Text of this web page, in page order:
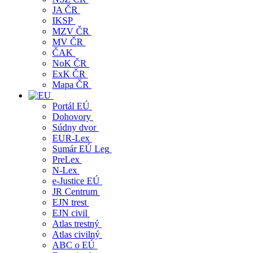
JA ČR
IKSP
MZV ČR
MV ČR
ČAK
NoK ČR
ExK ČR
Mapa ČR
Portál EÚ
Dohovory
Súdny dvor
EUR-Lex
Sumár EÚ Leg
PreLex
N-Lex
e-Justice EÚ
JR Centrum
EJN trest
EJN civil
Atlas trestný
Atlas civilný
ABC o EÚ